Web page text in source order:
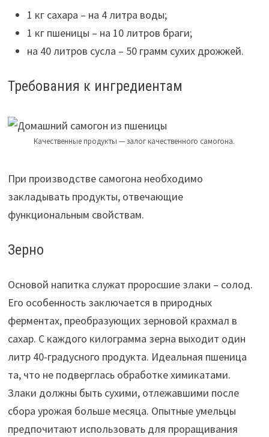
1 кг сахара – на 4 литра воды;
1 кг пшеницы – на 10 литров браги;
на 40 литров сусла – 50 грамм сухих дрожжей.
Требования к ингредиентам
Качественные продукты — залог качественного самогона.
При производстве самогона необходимо
закладывать продукты, отвечающие
функциональным свойствам.
Зерно
Основой напитка служат проросшие злаки – солод.
Его особенность заключается в природных
ферментах, преобразующих зерновой крахмал в
сахар. С каждого килограмма зерна выходит один
литр 40-градусного продукта. Идеальная пшеница
та, что не подверглась обработке химикатами.
Злаки должны быть сухими, отлежавшими после
сбора урожая больше месяца. Опытные умельцы
предпочитают использовать для проращивания